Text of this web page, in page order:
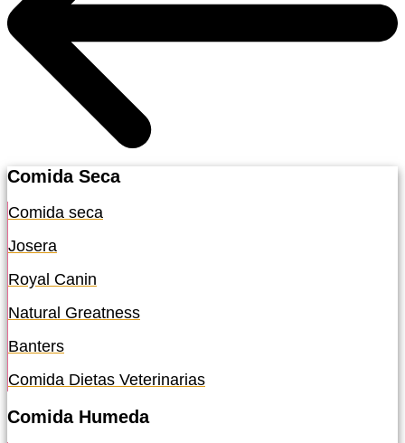
Comida Seca
Comida seca
Josera
Royal Canin
Natural Greatness
Banters
Comida Dietas Veterinarias
Comida Humeda